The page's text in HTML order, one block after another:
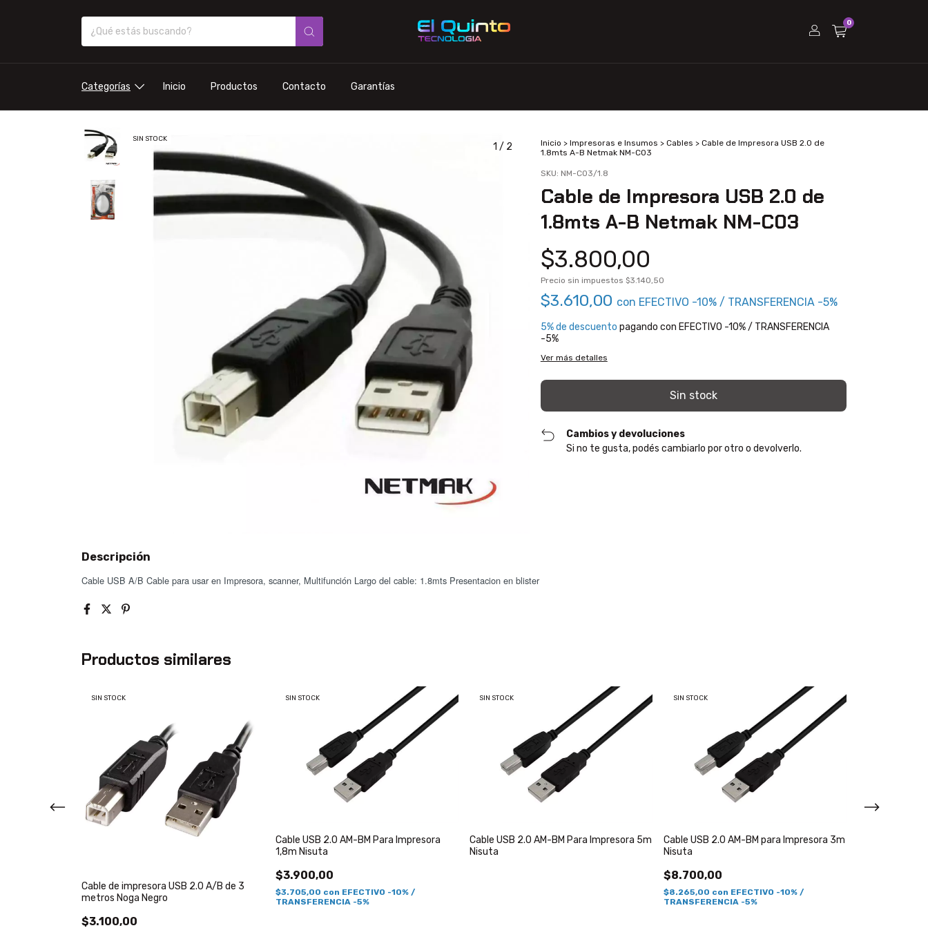
0
Categorías Inicio Productos Contacto Garantías
SIN STOCK
1 / 2 Inicio > Impresoras e Insumos > Cables > Cable de Impresora USB 2.0 de
1.8mts A-B Netmak NM-C03
SKU: NM-C03/1.8
Cable de Impresora USB 2.0 de
1.8mts A-B Netmak NM-C03
$3.800,00
Precio sin impuestos $3.140,50
$3.610,00 con EFECTIVO -10% / TRANSFERENCIA -5%
5% de descuento pagando con EFECTIVO -10% / TRANSFERENCIA
-5%
Ver más detalles
Cambios y devoluciones
Si no te gusta, podés cambiarlo por otro o devolverlo.
Descripción
Cable USB A/B Cable para usar en Impresora, scanner, Multifunción Largo del cable: 1.8mts Presentacion en blister
Productos similares
SIN STOCK
Cable de impresora USB 2.0 A/B de 3
metros Noga Negro
$3.100,00
SIN STOCK
Cable USB 2.0 AM-BM Para Impresora
1,8m Nisuta
$3.900,00
$3.705,00 con EFECTIVO -10% /
TRANSFERENCIA -5%
SIN STOCK
Cable USB 2.0 AM-BM Para Impresora 5m
Nisuta
SIN STOCK
Cable USB 2.0 AM-BM para Impresora 3m
Nisuta
$8.700,00
$8.265,00 con EFECTIVO -10% /
TRANSFERENCIA -5%